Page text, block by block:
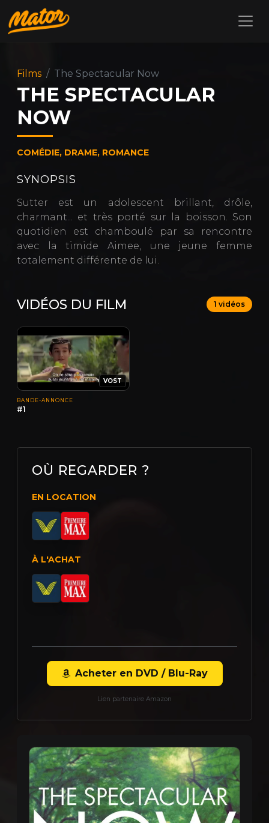
Films The Spectacular Now
THE SPECTACULAR
NOW
COMÉDIE, DRAME, ROMANCE
SYNOPSIS
Sutter est un adolescent brillant, drôle,
charmant... et très porté sur la boisson. Son
quotidien est chamboulé par sa rencontre
avec la timide Aimee, une jeune femme
totalement différente de lui.
VIDÉOS DU FILM 1 vidéos
VOST
BANDE-ANNONCE
#1
OÙ REGARDER ?
EN LOCATION
À L'ACHAT
Acheter en DVD / Blu-Ray
Lien partenaire Amazon